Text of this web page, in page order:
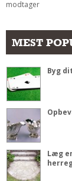
modtager
MEST
Byg
Læg